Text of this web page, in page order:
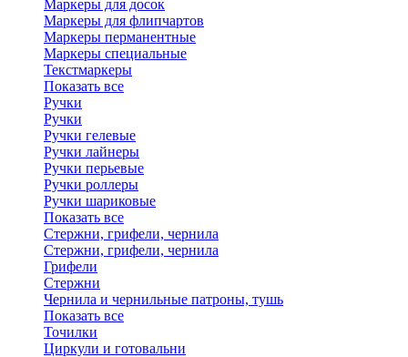
Маркеры для досок
Маркеры для флипчартов
Маркеры перманентные
Маркеры специальные
Текстмаркеры
Показать все
Ручки
Ручки
Ручки гелевые
Ручки лайнеры
Ручки перьевые
Ручки роллеры
Ручки шариковые
Показать все
Стержни, грифели, чернила
Стержни, грифели, чернила
Грифели
Стержни
Чернила и чернильные патроны, тушь
Показать все
Точилки
Циркули и готовальни